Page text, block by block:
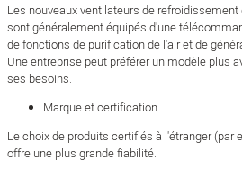
Les nouveaux ventilateurs de refroidissement
sont généralement équipés d'une
de fonctions de purification de l'air et de
Une entreprise peut préférer un modèle plus
ses besoins.
Marque et certification
Le choix de produits certifiés à l'étranger (par
offre une plus grande fiabilité.